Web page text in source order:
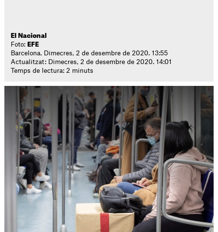
El Nacional
Foto: EFE
Barcelona. Dimecres, 2 de desembre de 2020. 13:55
Actualitzat: Dimecres, 2 de desembre de 2020. 14:01
Temps de lectura: 2 minuts